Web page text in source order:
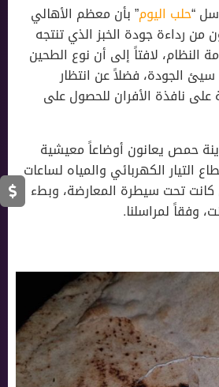
“حلب اليوم” بأن معظم الأهالي
رداءة جودة الخبز الذي تنتجه
النظام، لافتاً إلى أن نوع الطحين
الجودة، فضلاً عن انتظار
على نافذة الأفران للحصول على
حمص يعانون أوضاعاً معيشية
التيار الكهربائي والمياه لساعات
كانت تحت سيطرة المعارضة، وبطء
وفقاً لمراسلنا.